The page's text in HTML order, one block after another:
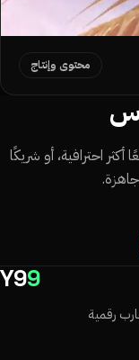
محتوى وإنتاج
احترافية، أو شريكًا
Y99
رقمية